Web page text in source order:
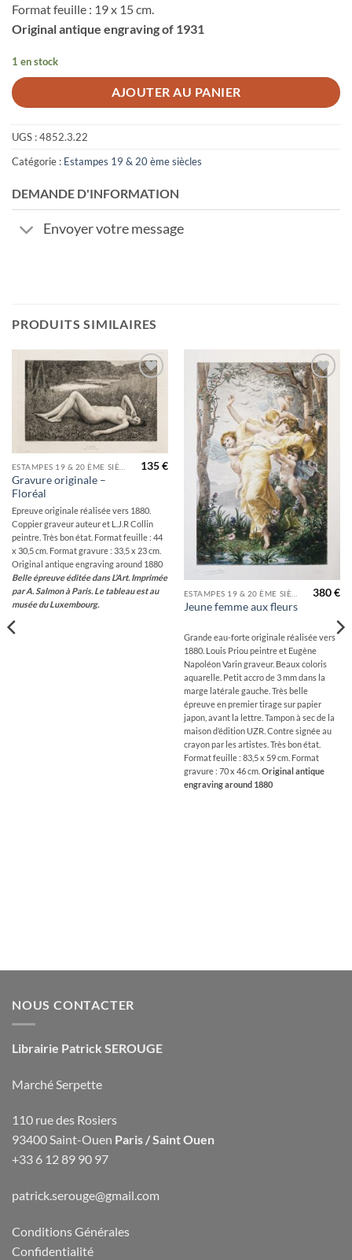
Format feuille : 19 x 15 cm.
Original antique engraving of 1931
1 en stock
AJOUTER AU PANIER
UGS :4852.3.22
Catégorie : Estampes 19 & 20 ème siècles
DEMANDE D'INFORMATION
Envoyer votre message
PRODUITS SIMILAIRES
Ajouter
à la
wishlist
Gravure originale –
Floréal
135€
Epreuve originale réalisée vers 1880.
Coppier graveur auteur et L.J.R Collin
peintre. Très bon état. Format feuille : 44
x 30,5 cm. Format gravure : 33,5 x 23 cm.
Original antique engraving around 1880
Belle épreuve éditée dans L’Art. Imprimée
par A. Salmon à Paris. Le tableau est au
musée du Luxembourg.
Ajouter
à la
wishlist
Jeune femme aux fleurs
380€
Grande eau-forte originale réalisée vers
1880. Louis Priou peintre et Eugène
Napoléon Varin graveur. Beaux coloris
aquarelle. Petit accro de 3 mm dans la
marge latérale gauche. Très belle
épreuve en premier tirage sur papier
japon, avant la lettre. Tampon à sec de la
maison d’édition UZR. Contre signée au
crayon par les artistes. Très bon état.
Format feuille : 83,5 x 59 cm. Format
gravure : 70 x 46 cm. Original antique
engraving around 1880
NOUS CONTACTER
Librairie Patrick SEROUGE
Marché Serpette
110 rue des Rosiers
93400 Saint-Ouen Paris / Saint Ouen
+33 6 12 89 90 97
patrick.serouge@gmail.com
Conditions Générales
Confidentialité